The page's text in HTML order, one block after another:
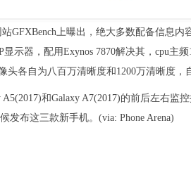
GFXBench上曝出，绝大多数配备信息
示器，配用Exynos 7870解决其，cpu主频
各自为八百万清晰度和1200万清晰度，
和Galaxy A7(2017)的前后左右监
发布这三款新手机。(via: Phone Arena)